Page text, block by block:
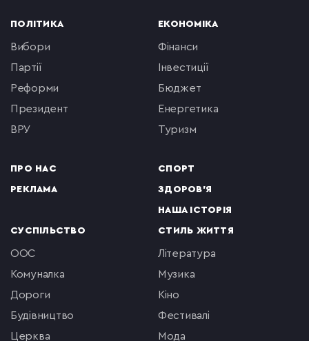
ПОЛІТИКА
вибори
партії
реформи
президент
ВРУ
ПРО НАС
РЕКЛАМА
ЕКОНОМІКА
фінанси
інвестиції
бюджет
енергетика
туризм
СПОРТ
ЗДОРОВ'Я
НАША ІСТОРІЯ
СУСПІЛЬСТВО
ООС
комуналка
Дороги
будівництво
церква
СТИЛЬ ЖИТТЯ
література
музика
кіно
фестивалі
мода